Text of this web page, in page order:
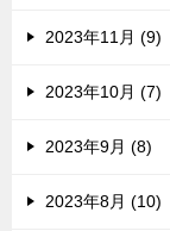
2023年11月 (9)
2023年10月 (7)
2023年9月 (8)
2023年8月 (10)